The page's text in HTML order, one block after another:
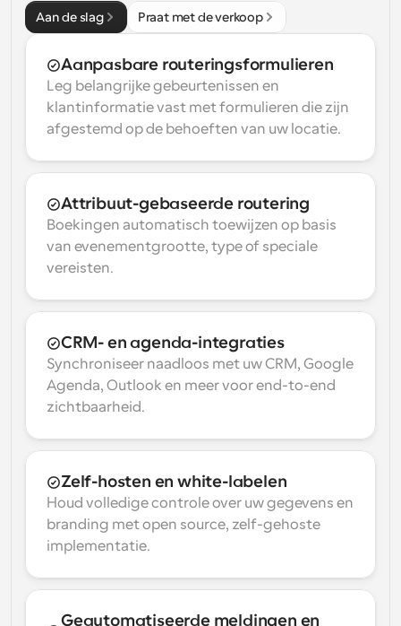
Aan de slag Praat met de verkoop
Aanpasbare routeringsformulieren
Leg belangrijke gebeurtenissen en
klantinformatie vast met formulieren die zijn
afgestemd op de behoeften van uw locatie.
Attribuut-gebaseerde routering
Boekingen automatisch toewijzen op basis
van evenementgrootte, type of speciale
vereisten.
CRM- en agenda-integraties
Synchroniseer naadloos met uw CRM, Google
Agenda, Outlook en meer voor end-to-end
zichtbaarheid.
Zelf-hosten en white-labelen
Houd volledige controle over uw gegevens en
branding met open source, zelf-gehoste
implementatie.
Geautomatiseerde meldingen en